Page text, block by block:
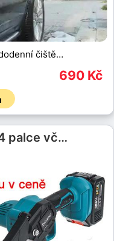
čiště…
690 Kč
palce vč…